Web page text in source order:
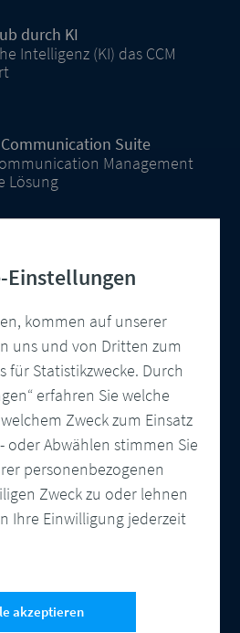
Einstellungen
kommen auf unserer
uns und von Dritten zum
für Statistikzwecke. Durch
erfahren Sie welche
Zweck zum Einsatz
oder Abwählen stimmen Sie
personenbezogenen
Zweck zu oder lehnen
Ihre Einwilligung jederzeit
akzeptieren
durch KI
Intelligenz (KI) das CCM
Suite
Management
Lösung
PDF Dokumente
als PDF
Sie Ihre
Salesforce
Vorlagenverwaltung
Ausgabensteuerung
Customer Communication
Software